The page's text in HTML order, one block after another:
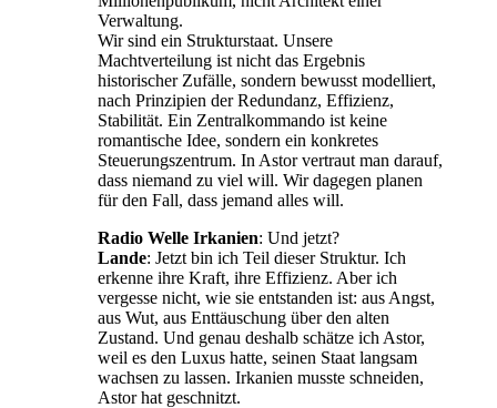
Verwaltung.
Wir sind ein Strukturstaat. Unsere
Machtverteilung ist nicht das Ergebnis
historischer Zufälle, sondern bewusst modelliert,
nach Prinzipien der Redundanz, Effizienz,
Stabilität. Ein Zentralkommando ist keine
romantische Idee, sondern ein konkretes
Steuerungszentrum. In Astor vertraut man darauf,
dass niemand zu viel will. Wir dagegen planen
für den Fall, dass jemand alles will.
Radio Welle Irkanien: Und jetzt?
Lande: Jetzt bin ich Teil dieser Struktur. Ich
erkenne ihre Kraft, ihre Effizienz. Aber ich
vergesse nicht, wie sie entstanden ist: aus Angst,
aus Wut, aus Enttäuschung über den alten
Zustand. Und genau deshalb schätze ich Astor,
weil es den Luxus hatte, seinen Staat langsam
wachsen zu lassen. Irkanien musste schneiden,
Astor hat geschnitzt.